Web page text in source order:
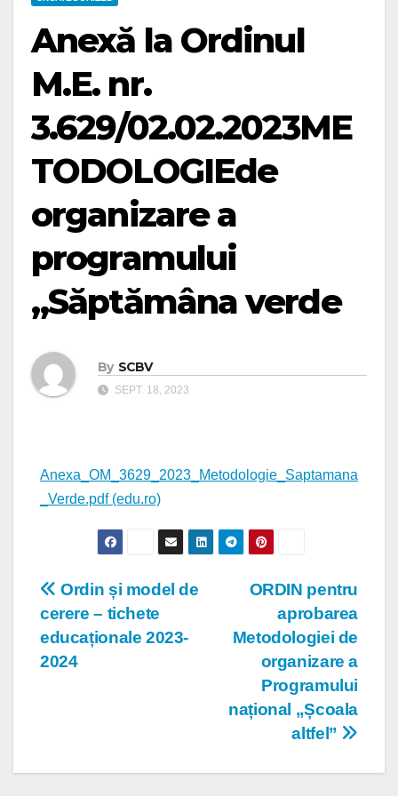
Anexă la Ordinul
M.E. nr.
3.629/02.02.2023ME
TODOLOGIEde
organizare a
programului
„Săptămâna verde
By SCBV
SEPT. 18, 2023
Anexa_OM_3629_2023_Metodologie_Saptamana
_Verde.pdf (edu.ro)
Navigare
în
articole
ORDIN pentru
aprobarea
Metodologiei de
organizare a
Programului
național „Școala
altfel”
Ordin și model de
cerere – tichete
educaționale 2023-
2024